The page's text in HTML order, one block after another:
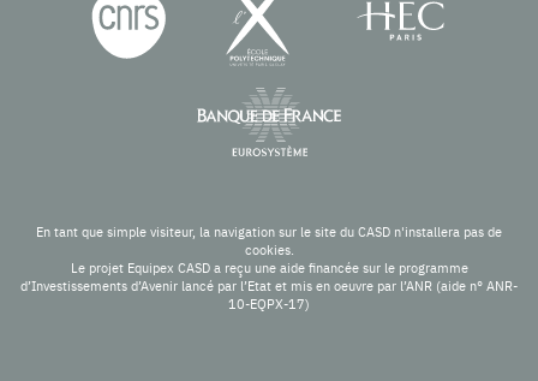
En tant que simple visiteur, la navigation sur le site du CASD n'installera pas de
cookies.
Le projet Equipex CASD a reçu une aide financée sur le programme
d’Investissements d’Avenir lancé par l’Etat et mis en oeuvre par l’ANR (aide n° ANR-
10-EQPX-17)